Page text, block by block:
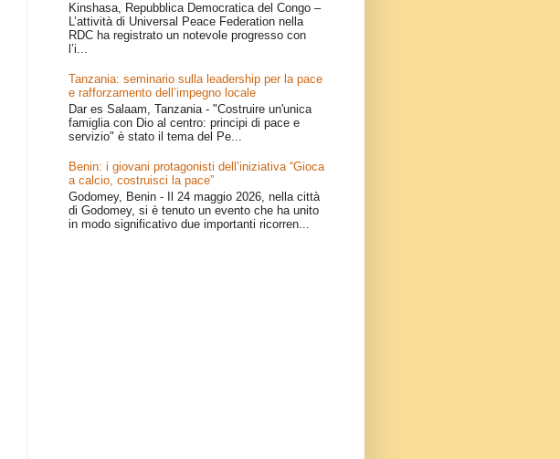
Kinshasa, Repubblica Democratica del Congo –
L’attività di Universal Peace Federation nella
RDC ha registrato un notevole progresso con
l’i...
Tanzania: seminario sulla leadership per la pace
e rafforzamento dell’impegno locale
Dar es Salaam, Tanzania - "Costruire un'unica
famiglia con Dio al centro: principi di pace e
servizio" è stato il tema del Pe...
Benin: i giovani protagonisti dell’iniziativa “Gioca
a calcio, costruisci la pace”
Godomey, Benin - Il 24 maggio 2026, nella città
di Godomey, si è tenuto un evento che ha unito
in modo significativo due importanti ricorren...